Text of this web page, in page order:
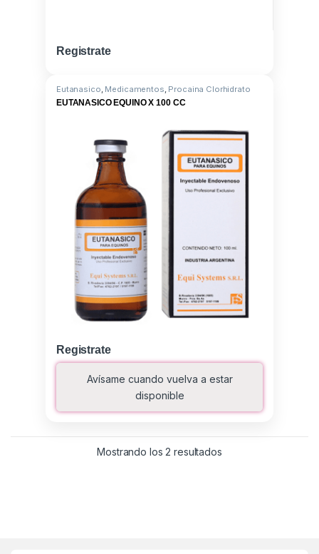
Registrate
Eutanasico, Medicamentos, Procaina Clorhidrato
EUTANASICO EQUINO X 100 CC
Registrate
Avísame cuando vuelva a estar
disponible
Mostrando los 2 resultadosOrdenado por los